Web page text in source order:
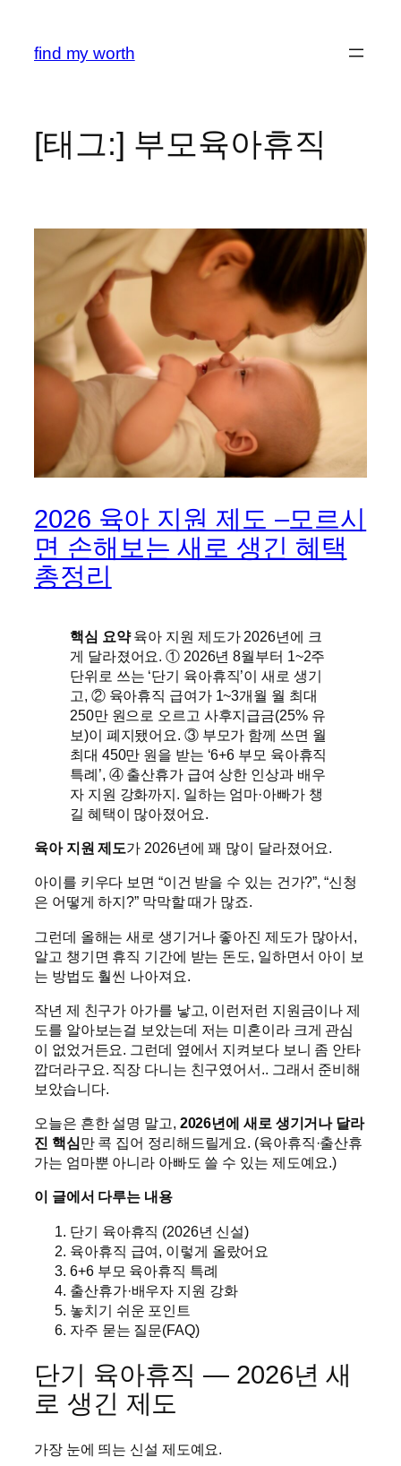
find my worth
[태그:] 부모육아휴직
2026 육아 지원 제도 –모르시
면 손해보는 새로 생긴 혜택
총정리
핵심 요약육아 지원 제도가 2026년에 크
게 달라졌어요. ① 2026년 8월부터 1~2주
단위로 쓰는 ‘단기 육아휴직’이 새로 생기
고, ② 육아휴직 급여가 1~3개월 월 최대
250만 원으로 오르고 사후지급금(25% 유
보)이 폐지됐어요. ③ 부모가 함께 쓰면 월
최대 450만 원을 받는 ‘6+6 부모 육아휴직
특례’, ④ 출산휴가 급여 상한 인상과 배우
자 지원 강화까지. 일하는 엄마·아빠가 챙
길 혜택이 많아졌어요.
육아 지원 제도가 2026년에 꽤 많이 달라졌어요.
아이를 키우다 보면 “이건 받을 수 있는 건가?”, “신청
은 어떻게 하지?” 막막할 때가 많죠.
그런데 올해는 새로 생기거나 좋아진 제도가 많아서,
알고 챙기면 휴직 기간에 받는 돈도, 일하면서 아이 보
는 방법도 훨씬 나아져요.
작년 제 친구가 아가를 낳고, 이런저런 지원금이나 제
도를 알아보는걸 보았는데 저는 미혼이라 크게 관심
이 없었거든요. 그런데 옆에서 지켜보다 보니 좀 안타
깝더라구요. 직장 다니는 친구였어서.. 그래서 준비해
보았습니다.
오늘은 흔한 설명 말고, 2026년에 새로 생기거나 달라
진 핵심만 콕 집어 정리해드릴게요. (육아휴직·출산휴
가는 엄마뿐 아니라 아빠도 쓸 수 있는 제도예요.)
이 글에서 다루는 내용
단기 육아휴직 (2026년 신설)
육아휴직 급여, 이렇게 올랐어요
6+6 부모 육아휴직 특례
출산휴가·배우자 지원 강화
놓치기 쉬운 포인트
자주 묻는 질문(FAQ)
단기 육아휴직 — 2026년 새
로 생긴 제도
가장 눈에 띄는 신설 제도예요.